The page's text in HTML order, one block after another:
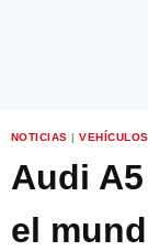
NOTICIAS |
Audi
el